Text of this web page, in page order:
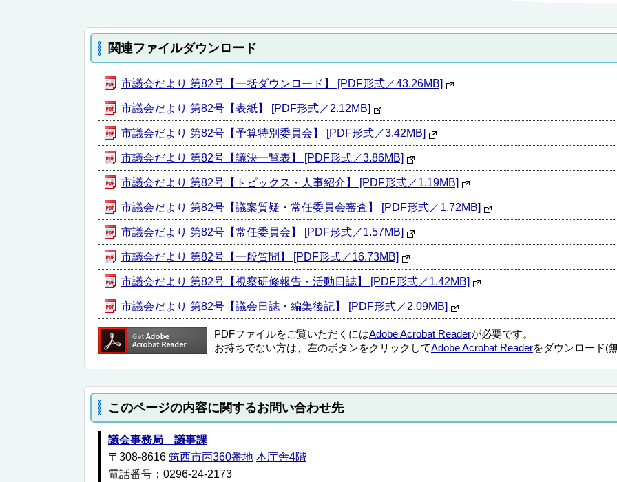
関連ファイルダウンロード
市議会だより 第82号【一括ダウンロード】 [PDF形式／43.26MB]
市議会だより 第82号【表紙】 [PDF形式／2.12MB]
市議会だより 第82号【予算特別委員会】 [PDF形式／3.42MB]
市議会だより 第82号【議決一覧表】 [PDF形式／3.86MB]
市議会だより 第82号【トピックス・人事紹介】 [PDF形式／1.19MB]
市議会だより 第82号【議案質疑・常任委員会審査】 [PDF形式／1.72MB]
市議会だより 第82号【常任委員会】 [PDF形式／1.57MB]
市議会だより 第82号【一般質問】 [PDF形式／16.73MB]
市議会だより 第82号【視察研修報告・活動日誌】 [PDF形式／1.42MB]
市議会だより 第82号【議会日誌・編集後記】 [PDF形式／2.09MB]
PDFファイルをご覧いただくにはAdobe Acrobat Readerが必要です。
お持ちでない方は、左のボタンをクリックしてAdobe Acrobat Readerをダウンロード(
このページの内容に関するお問い合わせ先
議会事務局 議事課
〒308-8616 筑西市丙360番地 本庁舎4階
電話番号：0296-24-2173